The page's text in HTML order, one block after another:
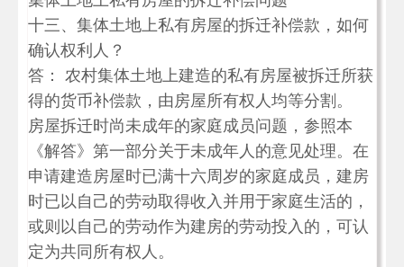
十三、集体土地上私有房屋的拆迁补偿款，如何
确认权利人？
答： 农村集体土地上建造的私有房屋被拆迁所获
得的货币补偿款，由房屋所有权人均等分割。
房屋拆迁时尚未成年的家庭成员问题，参照本
《解答》第一部分关于未成年人的意见处理。在
申请建造房屋时已满十六周岁的家庭成员，建房
时已以自己的劳动取得收入并用于家庭生活的，
或则以自己的劳动作为建房的劳动投入的，可认
定为共同所有权人。